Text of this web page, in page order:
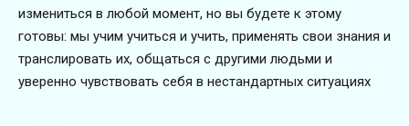
измениться в любой момент, но вы будете к этому
готовы: мы учим учиться и учить, применять свои знания и
транслировать их, общаться с другими людьми и
уверенно чувствовать себя в нестандартных ситуациях